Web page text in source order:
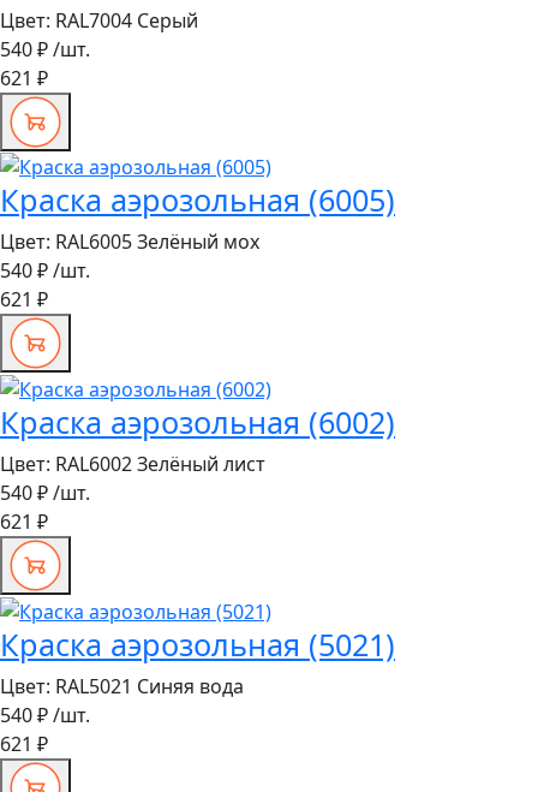
Цвет: RAL7004 Серый
540 ₽/шт.
621 ₽
Краска аэрозольная (6005)
Цвет: RAL6005 Зелёный мох
540 ₽/шт.
621 ₽
Краска аэрозольная (6002)
Цвет: RAL6002 Зелёный лист
540 ₽/шт.
621 ₽
Краска аэрозольная (5021)
Цвет: RAL5021 Синяя вода
540 ₽/шт.
621 ₽